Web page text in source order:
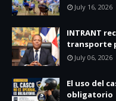
July 16, 2026
INTRANT
transporte
July 06, 2026
El uso del
obligatorio